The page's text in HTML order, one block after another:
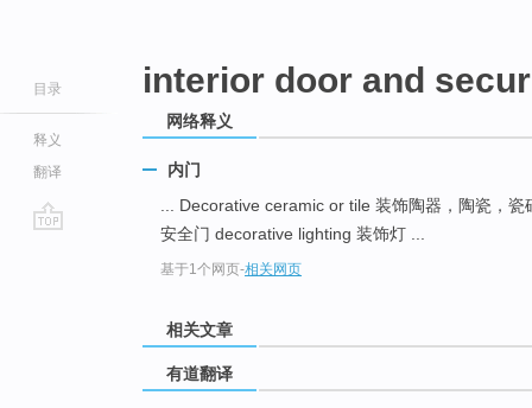
目录
释义
翻译
interior door and
网络释义
内门
... Decorative ceramic or tile 装饰陶器，陶瓷，
安全门 decorative lighting 装饰灯 ...
基于1个网页-相关网页
相关文章
有道翻译